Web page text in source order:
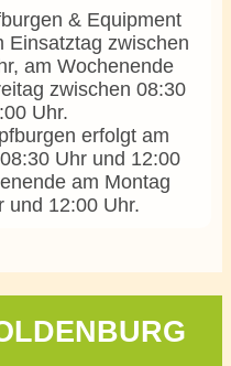
& Equipment
Einsatztag zwischen
am Wochenende
zwischen 08:30
Uhr.
erfolgt am
Uhr und 12:00
am Montag
und 12:00 Uhr.